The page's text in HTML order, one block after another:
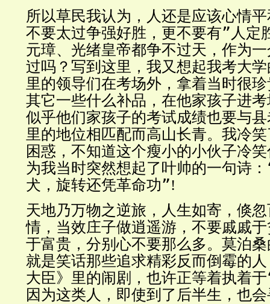
所以草民我认为，人还是应该心情
不要太过争强好胜，更不要有”人定
元璋、光绪皇帝都争不过天，作为
过吗？写到这里，我又想起我考大
里的领导们在考场外，拿着当时很
其它一些什么补品，在他家孩子进
似乎他们家孩子的考试成绩也要与
里的地位相匹配而高山长青。我冷
困惑，不知道这个瘦小的小伙子冷
为我当时突然想起了叶帅的一句诗
犬，旋转还凭革命功”!
天地乃万物之逆旅，人生如寄，倏
情，当效庄子做逍遥游，不要戚戚
于富贵，分别心不要那么多。莫泊
就是笑话那些追求精彩反而倒霉的
大臣》里的闹剧，也许正等着执着
因为这类人，即使到了后半生，也